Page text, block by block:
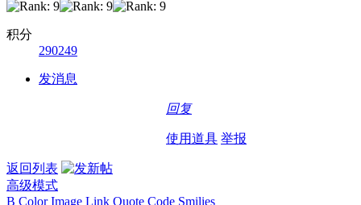
积分
290249
发消息
回复
使用道具 举报
返回列表
高级模式
B Color Image Link Quote Code Smilies